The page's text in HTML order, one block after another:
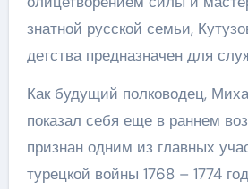
знатной русской семьи,
детства предназначен для
Как будущий полководец,
показал себя еще в раннем
признан одним из главных
турецкой войны 1768 – 1774